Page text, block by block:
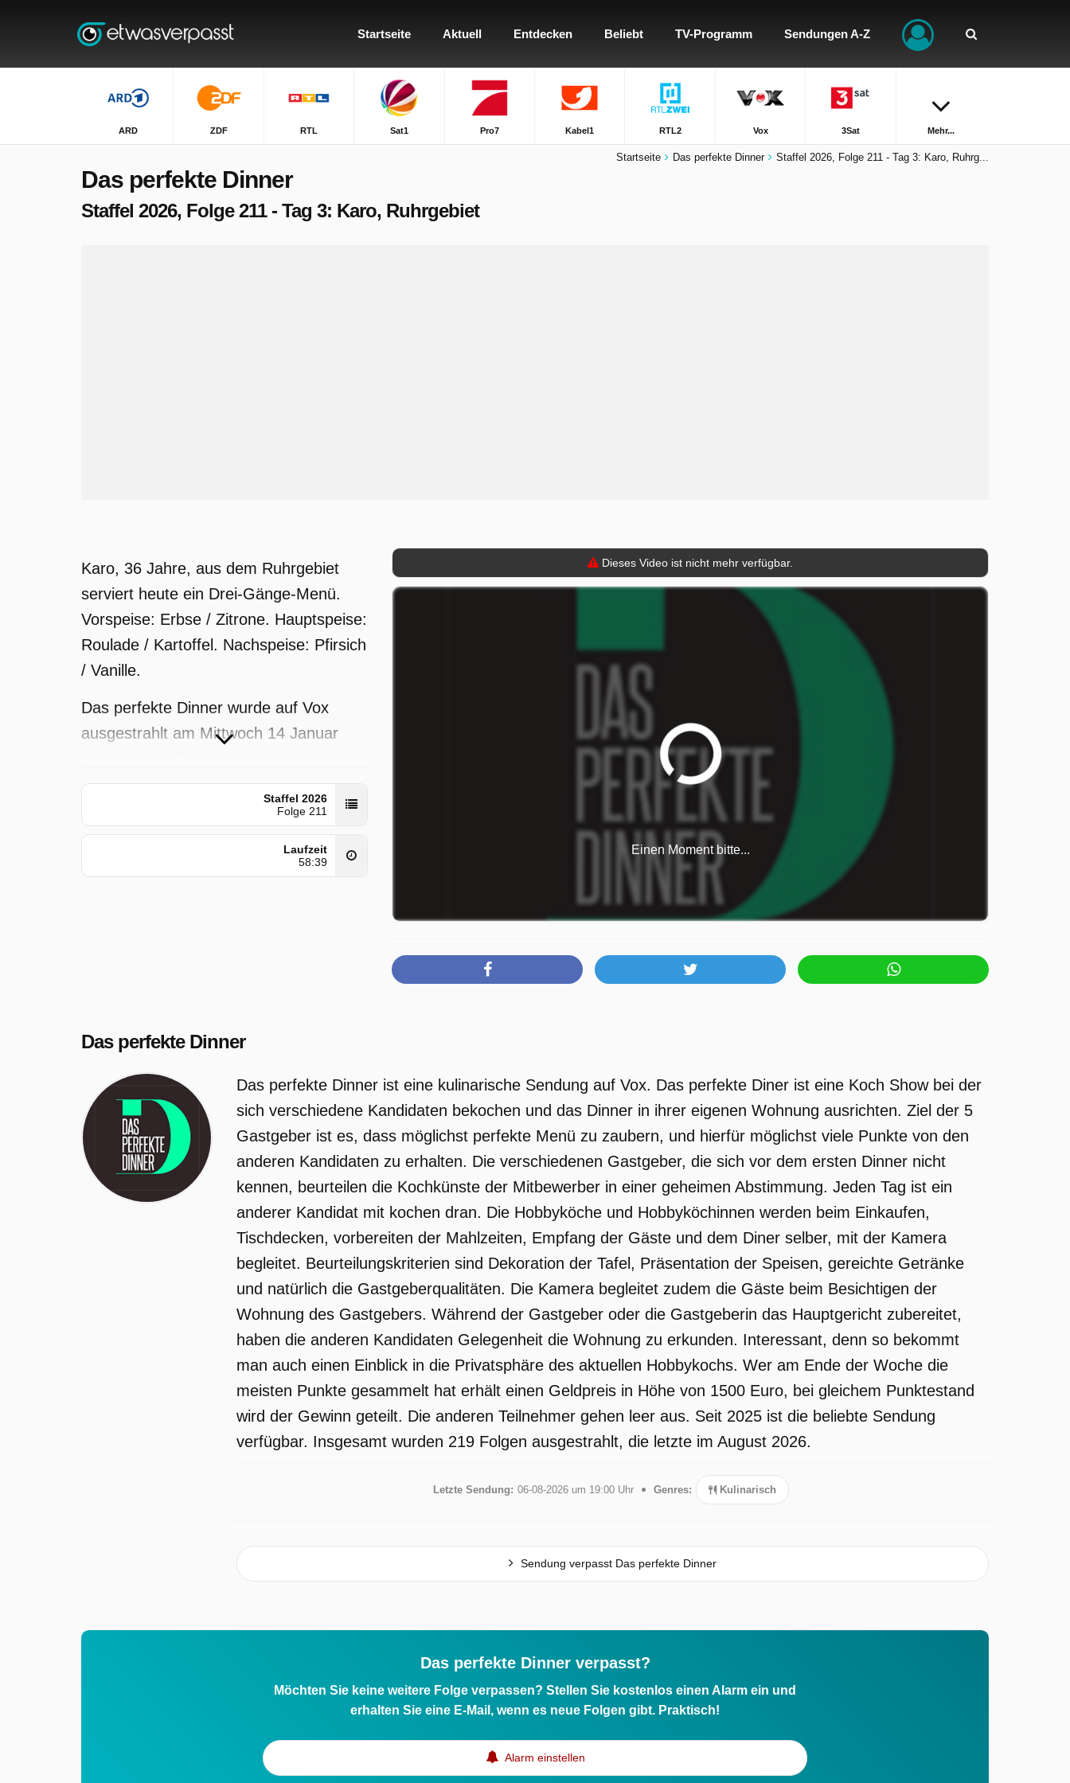
Startseite Aktuell Entdecken Beliebt TV-Programm Sendungen A-Z
ARD ZDF RTL Sat1 Pro7 Kabel1 RTL2 Vox 3Sat Mehr...
Startseite Das perfekte Dinner Staffel 2026, Folge 211 - Tag 3: Karo, Ruhrg...
Das perfekte Dinner
Staffel 2026, Folge 211 - Tag 3: Karo, Ruhrgebiet
Karo, 36 Jahre, aus dem Ruhrgebiet
serviert heute ein Drei-Gänge-Menü.
Vorspeise: Erbse / Zitrone. Hauptspeise:
Roulade / Kartoffel. Nachspeise: Pfirsich
/ Vanille.
Das perfekte Dinner wurde auf Vox
ausgestrahlt am Mittwoch 14 Januar
Staffel 2026
Folge 211
Laufzeit
58:39
Dieses Video ist nicht mehr verfügbar.
Einen Moment bitte...
Das perfekte Dinner
Das perfekte Dinner ist eine kulinarische Sendung auf Vox. Das perfekte Diner ist eine Koch Show bei der
sich verschiedene Kandidaten bekochen und das Dinner in ihrer eigenen Wohnung ausrichten. Ziel der 5
Gastgeber ist es, dass möglichst perfekte Menü zu zaubern, und hierfür möglichst viele Punkte von den
anderen Kandidaten zu erhalten. Die verschiedenen Gastgeber, die sich vor dem ersten Dinner nicht
kennen, beurteilen die Kochkünste der Mitbewerber in einer geheimen Abstimmung. Jeden Tag ist ein
anderer Kandidat mit kochen dran. Die Hobbyköche und Hobbyköchinnen werden beim Einkaufen,
Tischdecken, vorbereiten der Mahlzeiten, Empfang der Gäste und dem Diner selber, mit der Kamera
begleitet. Beurteilungskriterien sind Dekoration der Tafel, Präsentation der Speisen, gereichte Getränke
und natürlich die Gastgeberqualitäten. Die Kamera begleitet zudem die Gäste beim Besichtigen der
Wohnung des Gastgebers. Während der Gastgeber oder die Gastgeberin das Hauptgericht zubereitet,
haben die anderen Kandidaten Gelegenheit die Wohnung zu erkunden. Interessant, denn so bekommt
man auch einen Einblick in die Privatsphäre des aktuellen Hobbykochs. Wer am Ende der Woche die
meisten Punkte gesammelt hat erhält einen Geldpreis in Höhe von 1500 Euro, bei gleichem Punktestand
wird der Gewinn geteilt. Die anderen Teilnehmer gehen leer aus. Seit 2025 ist die beliebte Sendung
verfügbar. Insgesamt wurden 219 Folgen ausgestrahlt, die letzte im August 2026.
Letzte Sendung: 06-08-2026 um 19:00 Uhr Genres: Kulinarisch
Sendung verpasst Das perfekte Dinner
Das perfekte Dinner verpasst?
Möchten Sie keine weitere Folge verpassen? Stellen Sie kostenlos einen Alarm ein und
erhalten Sie eine E-Mail, wenn es neue Folgen gibt. Praktisch!
Alarm einstellen